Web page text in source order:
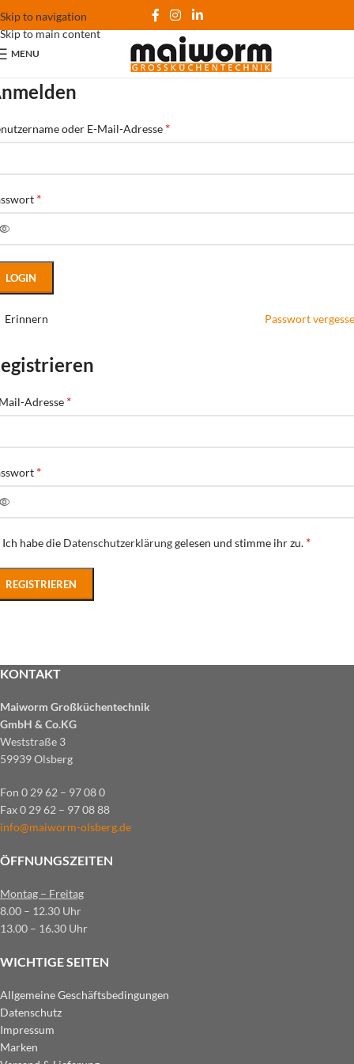
Skip to navigation
Skip to main content
MENU
oder E-Mail-Adresse *
*
LOGIN
Passwort
Erinnern
Adresse *
*
Ich habe die Datenschutzerklärunggelesen und stimme ihr zu. *
REGISTRIEREN
KONTAKT
Maiworm Großküchentechnik
GmbH & Co.KG
Weststraße 3
59939 Olsberg
Fon 0 29 62 – 97 08 0
Fax 0 29 62 – 97 08 88
info@maiworm-olsberg.de
ÖFFNUNGSZEITEN
Montag – Freitag
8.00 – 12.30 Uhr
13.00 – 16.30 Uhr
WICHTIGE SEITEN
Allgemeine Geschäftsbedingungen
Datenschutz
Impressum
Marken